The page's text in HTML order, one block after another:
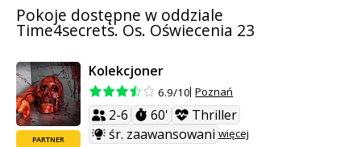
Pokoje dostępne w oddziale
Time4secrets. Os. Oświecenia 23
PARTNER
Kolekcjoner
6.9/10 Poznań
2-6 60'
Thriller
śr. zaawansowani więcej